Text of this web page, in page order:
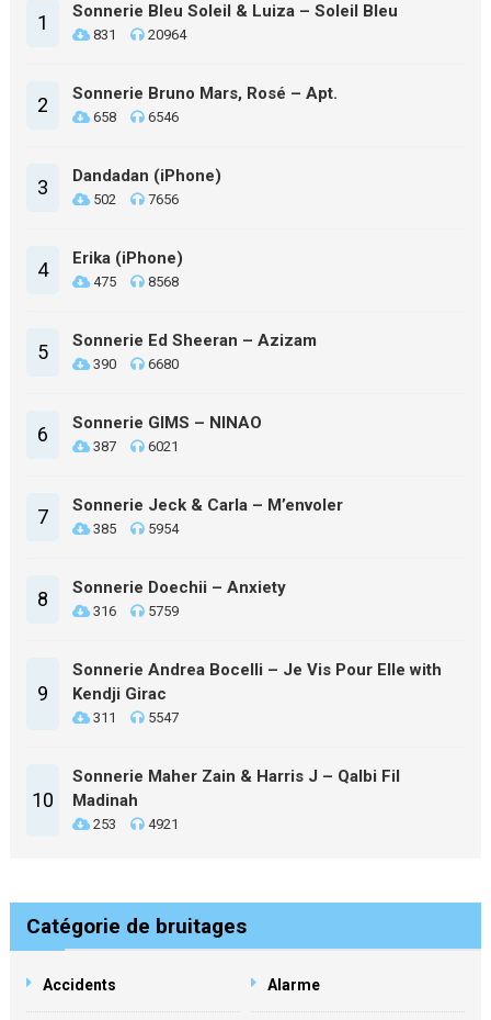
1 Sonnerie Bleu Soleil & Luiza – Soleil Bleu
831 20964
2 Sonnerie Bruno Mars, Rosé – Apt.
658 6546
3 Dandadan (iPhone)
502 7656
4 Erika (iPhone)
475 8568
5 Sonnerie Ed Sheeran – Azizam
390 6680
6 Sonnerie GIMS – NINAO
387 6021
7 Sonnerie Jeck & Carla – M’envoler
385 5954
8 Sonnerie Doechii – Anxiety
316 5759
9
Sonnerie Andrea Bocelli – Je Vis Pour Elle with
Kendji Girac
311 5547
10
Sonnerie Maher Zain & Harris J – Qalbi Fil
Madinah
253 4921
Catégorie de bruitages
Accidents Alarme